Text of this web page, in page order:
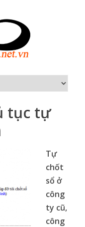
tục tự
Tự
chốt
sổ ở
công
ty cũ,
công